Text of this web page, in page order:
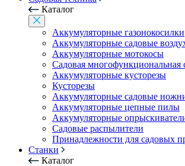
Каталог
Аккумуляторные газонокосилки
Аккумуляторные садовые
Аккумуляторные мотокосы
Садовая многофункциональная
Аккумуляторные кусторезы
Кусторезы
Аккумуляторные садовые
Аккумуляторные цепные пилы
Аккумуляторные
Садовые распылители
Принадлежности для садовых
Станки
Каталог